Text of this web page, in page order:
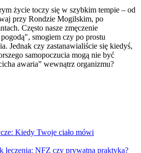
życie toczy się w szybkim tempie – od
przy Rondzie Mogilskim, po
Często nasze zmęczenie
smogiem czy po prostu
Jednak czy zastanawialiście się kiedyś,
samopoczucia mogą nie być
awaria” wewnątrz organizmu?
Kiedy Twoje ciało mówi
leczenia: NFZ czy prywatna praktyka?